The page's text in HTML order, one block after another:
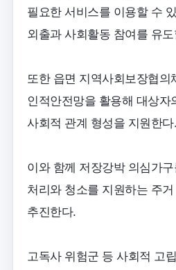
필요한 서비스를 이용할 수
외출과 사회활동 참여를 유
또한 읍면 지역사회보장협의
인적안전망을 활용해 대상자
사회적 관계 형성을 지원한다.
이와 함께 저장강박 의심가
처리와 청소를 지원하는 주
추진한다.
고독사 위험군 등 사회적 고